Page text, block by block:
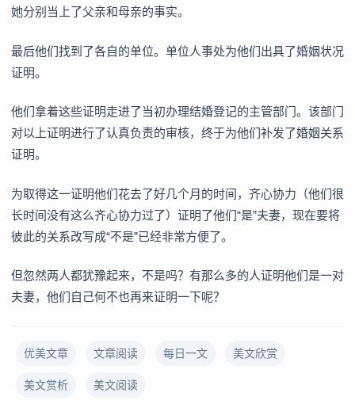
她分别当上了父亲和母亲的事实。
最后他们找到了各自的单位。单位人事处为他们出具了婚姻状况
证明。
他们拿着这些证明走进了当初办理结婚登记的主管部门。该部门
对以上证明进行了认真负责的审核，终于为他们补发了婚姻关系
证明。
为取得这一证明他们花去了好几个月的时间，齐心协力（他们很
长时间没有这么齐心协力过了）证明了他们“是”夫妻，现在要将
彼此的关系改写成“不是”已经非常方便了。
但忽然两人都犹豫起来，不是吗？有那么多的人证明他们是一对
夫妻，他们自己何不也再来证明一下呢？
优美文章 文章阅读 每日一文 美文欣赏
美文赏析 美文阅读